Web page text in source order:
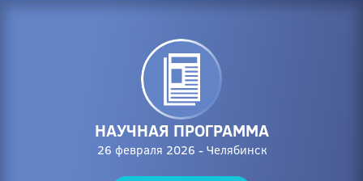
НАУЧНАЯ ПРОГРАММА
26 февраля 2026 - Челябинск